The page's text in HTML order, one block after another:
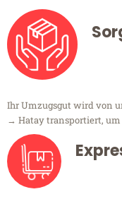
Ihr Umzugsgut wird von
→ Hatay transportiert,